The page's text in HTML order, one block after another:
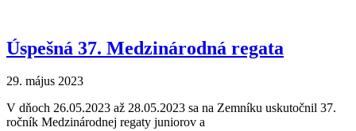
Úspešná 37. Medzinárodná regata
29. május 2023
V dňoch 26.05.2023 až 28.05.2023 sa na Zemníku uskutočnil 37.
ročník Medzinárodnej regaty juniorov a